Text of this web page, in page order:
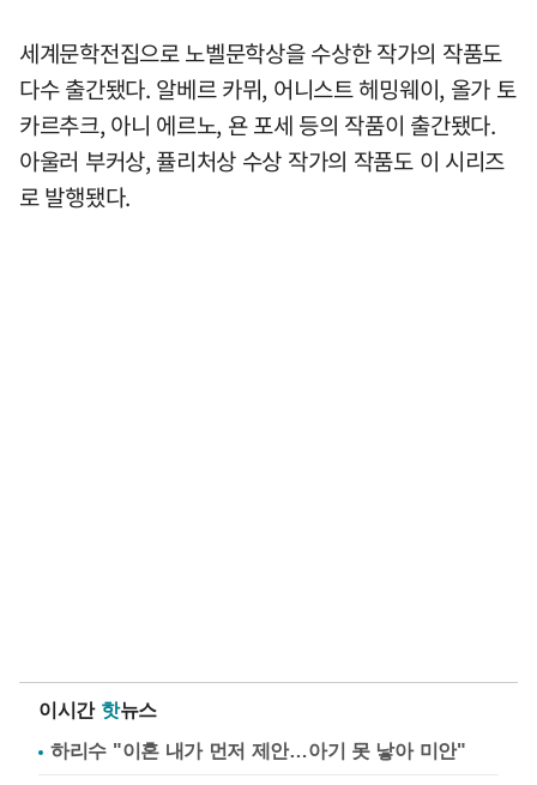
세계문학전집으로 노벨문학상을 수상한 작가의 작품도
다수 출간됐다. 알베르 카뮈, 어니스트 헤밍웨이, 올가 토
카르추크, 아니 에르노, 욘 포세 등의 작품이 출간됐다.
아울러 부커상, 퓰리처상 수상 작가의 작품도 이 시리즈
로 발행됐다.
이시간 핫뉴스
하리수 "이혼 내가 먼저 제안…아기 못 낳아 미안"